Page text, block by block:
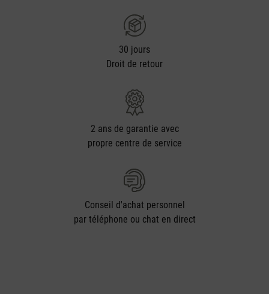
30 jours
Droit de retour
2 ans de garantie avec
propre centre de service
Conseil d'achat personnel
par téléphone ou chat en direct